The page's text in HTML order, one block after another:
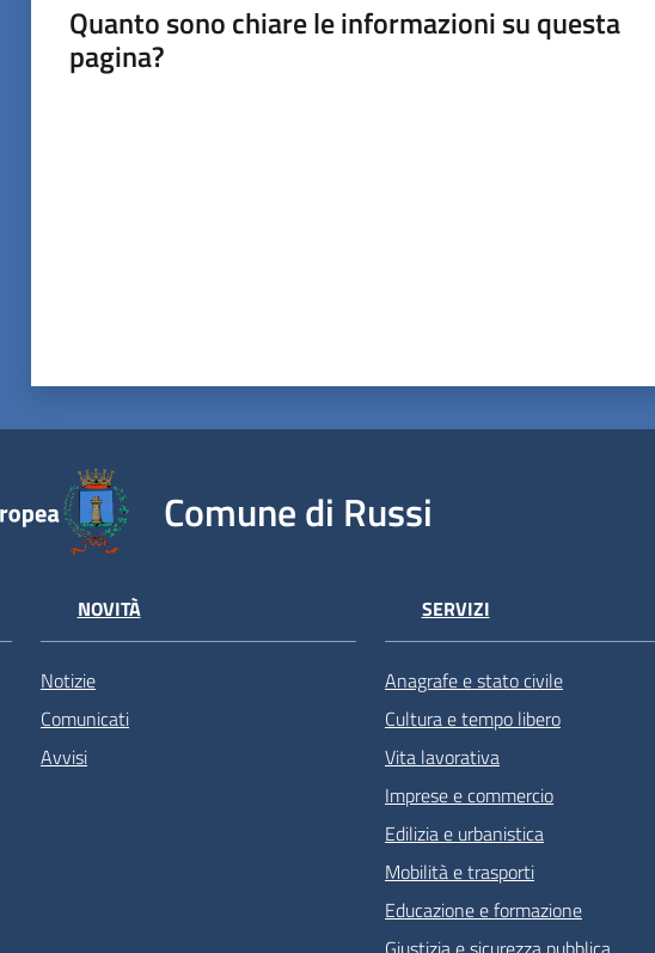
Quanto sono chiare le informazioni su questa
pagina?
Comune di Russi
NOVITÀ
Notizie
Comunicati
Avvisi
SERVIZI
Anagrafe e stato civile
Cultura e tempo libero
Vita lavorativa
Imprese e commercio
Edilizia e urbanistica
Mobilità e trasporti
Educazione e formazione